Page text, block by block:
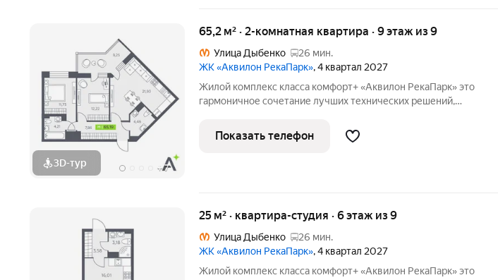
3D-тур +7
65,2 м² · 2-комнатная квартира · 9 этаж из 9
Улица Дыбенко
26 мин.
ЖК «Аквилон РекаПарк», 4 квартал 2027
Жилой комплекс класса комфорт+ «Аквилон РекаПарк» это
гармоничное сочетание лучших технических решений,
направленности. Мы разработали перспективный проект для тех,
кто ценит комфорт,
Показать телефон
25 м² · квартира-студия · 6 этаж из 9
Улица Дыбенко
26 мин.
ЖК «Аквилон РекаПарк», 4 квартал 2027
Жилой комплекс класса комфорт+ «Аквилон РекаПарк» это